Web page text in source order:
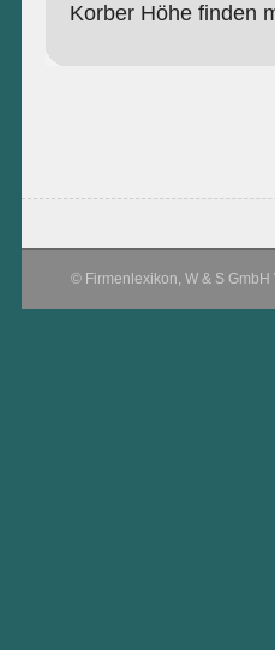
Korber Höhe finden
© Firmenlexikon, W & S GmbH